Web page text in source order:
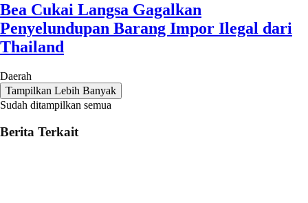
Bea Cukai Langsa Gagalkan
Penyelundupan Barang Impor Ilegal dari
Thailand
Daerah
Tampilkan Lebih Banyak
Sudah ditampilkan semua
Berita Terkait